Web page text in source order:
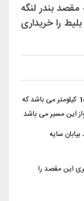
مقصد بندر لنگه
را خریداری
کیلومتر می باشد که
این مسیر می باشد
سایه
این مقصد را